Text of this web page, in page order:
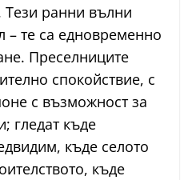
Тези ранни вълни
– те са едновременно
Преселниците
спокойствие, с
с възможност за
гледат къде
къде селото
къде